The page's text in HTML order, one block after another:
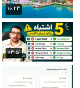
۱۰:۲۳
۰۳:۵۱